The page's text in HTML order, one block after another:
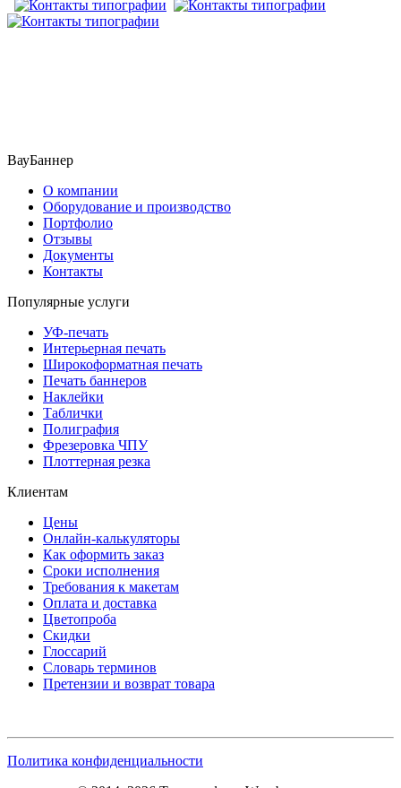
ВауБаннер
О компании
Оборудование и производство
Портфолио
Отзывы
Документы
Контакты
Популярные услуги
УФ-печать
Интерьерная печать
Широкоформатная печать
Печать баннеров
Наклейки
Таблички
Полиграфия
Фрезеровка ЧПУ
Плоттерная резка
Клиентам
Цены
Онлайн-калькуляторы
Как оформить заказ
Сроки исполнения
Требования к макетам
Оплата и доставка
Цветопроба
Скидки
Глоссарий
Словарь терминов
Претензии и возврат товара
Политика конфиденциальности